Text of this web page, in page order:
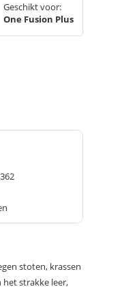
Geschikt voor:
One Fusion Plus
stoten, krassen
het strakke leer,